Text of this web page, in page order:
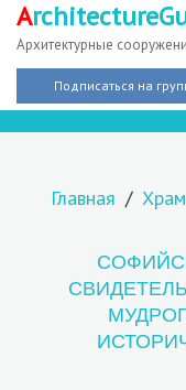
A
Архитектурные
Подписаться на
Главная